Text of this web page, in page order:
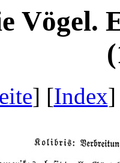
Vögel.
] [Index